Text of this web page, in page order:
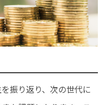
振り返り、次の世代に